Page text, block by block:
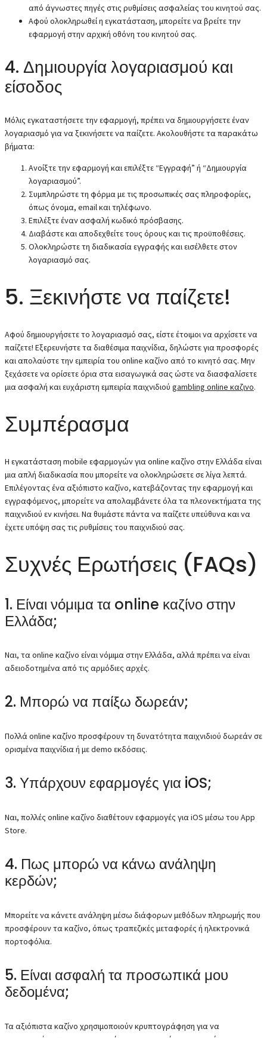
από άγνωστες πηγές στις ρυθμίσεις ασφαλείας του κινητού σας.
Αφού ολοκληρωθεί η εγκατάσταση, μπορείτε να βρείτε την
εφαρμογή στην αρχική οθόνη του κινητού σας.
4. Δημιουργία λογαριασμού και
είσοδος
Μόλις εγκαταστήσετε την εφαρμογή, πρέπει να δημιουργήσετε έναν
λογαριασμό για να ξεκινήσετε να παίζετε. Ακολουθήστε τα παρακάτω
βήματα:
Ανοίξτε την εφαρμογή και επιλέξτε “Εγγραφή” ή “Δημιουργία
λογαριασμού”.
Συμπληρώστε τη φόρμα με τις προσωπικές σας πληροφορίες,
όπως όνομα, email και τηλέφωνο.
Επιλέξτε έναν ασφαλή κωδικό πρόσβασης.
Διαβάστε και αποδεχθείτε τους όρους και τις προϋποθέσεις.
Ολοκληρώστε τη διαδικασία εγγραφής και εισέλθετε στον
λογαριασμό σας.
5. Ξεκινήστε να παίζετε!
Αφού δημιουργήσετε το λογαριασμό σας, είστε έτοιμοι να αρχίσετε να
παίζετε! Εξερευνήστε τα διαθέσιμα παιχνίδια, δηλώστε για προσφορές
και απολαύστε την εμπειρία του online καζίνο από το κινητό σας. Μην
ξεχάσετε να ορίσετε όρια στα εισαγωγικά σας ώστε να διασφαλίσετε
μια ασφαλή και ευχάριστη εμπειρία παιχνιδιού gambling online καζινο.
Συμπέρασμα
Η εγκατάσταση mobile εφαρμογών για online καζίνο στην Ελλάδα είναι
μια απλή διαδικασία που μπορείτε να ολοκληρώσετε σε λίγα λεπτά.
Επιλέγοντας ένα αξιόπιστο καζίνο, κατεβάζοντας την εφαρμογή και
εγγραφόμενος, μπορείτε να απολαμβάνετε όλα τα πλεονεκτήματα της
παιχνιδιού εν κινήσει. Να θυμάστε πάντα να παίζετε υπεύθυνα και να
έχετε υπόψη σας τις ρυθμίσεις του παιχνιδιού σας.
Συχνές Ερωτήσεις (FAQs)
1. Είναι νόμιμα τα online καζίνο στην
Ελλάδα;
Ναι, τα online καζίνο είναι νόμιμα στην Ελλάδα, αλλά πρέπει να είναι
αδειοδοτημένα από τις αρμόδιες αρχές.
2. Μπορώ να παίξω δωρεάν;
Πολλά online καζίνο προσφέρουν τη δυνατότητα παιχνιδιού δωρεάν σε
ορισμένα παιχνίδια ή με demo εκδόσεις.
3. Υπάρχουν εφαρμογές για iOS;
Ναι, πολλές online καζίνο διαθέτουν εφαρμογές για iOS μέσω του App
Store.
4. Πως μπορώ να κάνω ανάληψη
κερδών;
Μπορείτε να κάνετε ανάληψη μέσω διάφορων μεθόδων πληρωμής που
προσφέρουν τα καζίνο, όπως τραπεζικές μεταφορές ή ηλεκτρονικά
πορτοφόλια.
5. Είναι ασφαλή τα προσωπικά μου
δεδομένα;
Τα αξιόπιστα καζίνο χρησιμοποιούν κρυπτογράφηση για να